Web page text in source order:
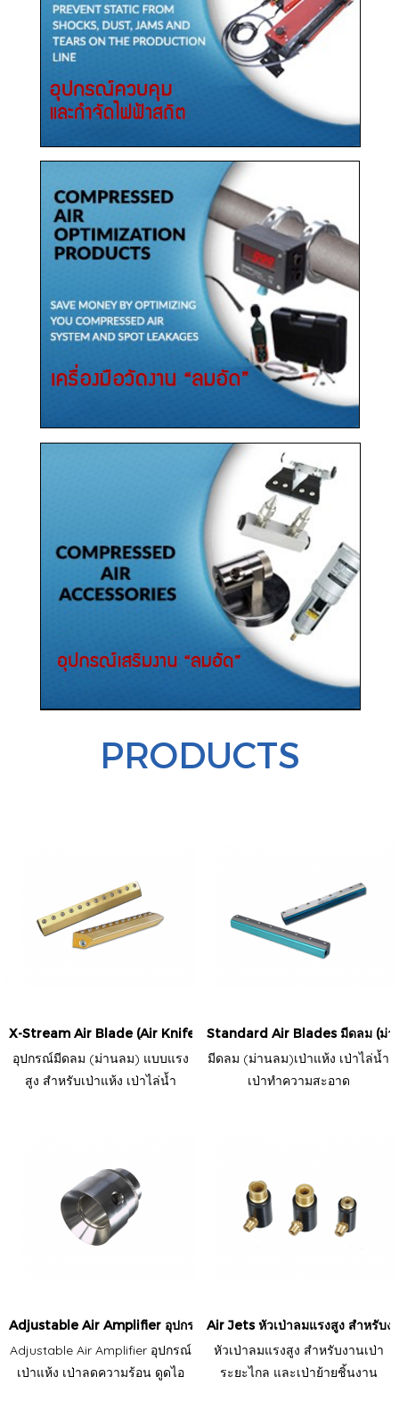
PRODUCTS
X-Stream Air Blade (Air Knife) อุปกรณ์มีดลม (ม่านลม) แบบแรงสูง
อุปกรณ์มีดลม (ม่านลม) แบบแรง
สูง สำหรับเป่าแห้ง เป่าไล่น้ำ
Standard Air Blades มีดลม (ม่า
มีดลม (ม่านลม)เป่าแห้ง เป่าไล่น้ำ
เป่าทำความสะอาด
Adjustable Air Amplifier อุปกรณ์เป่าแห้ง เป่าลดความร้อน ดูดไอ ดูด
Adjustable Air Amplifier อุปกรณ์
เป่าแห้ง เป่าลดความร้อน ดูดไอ
Air Jets หัวเป่าลมแรงสูง สำหรับง
หัวเป่าลมแรงสูง สำหรับงานเป่า
ระยะไกล และเป่าย้ายชิ้นงาน